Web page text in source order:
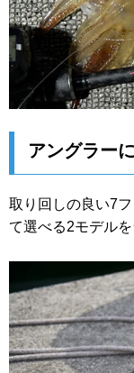
アングラー
取り回しの良い7
て選べる2モデルを